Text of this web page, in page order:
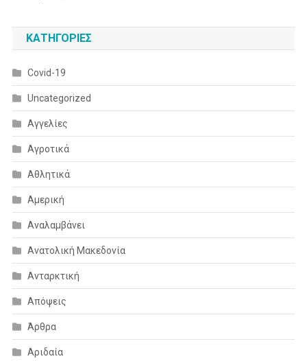
KΑΤΗΓΟΡΊΕΣ
Covid-19
Uncategorized
Αγγελίες
Αγροτικά
Αθλητικά
Αμερική
Αναλαμβάνει
Ανατολική Μακεδονία
Ανταρκτική
Απόψεις
Άρθρα
Αριδαία